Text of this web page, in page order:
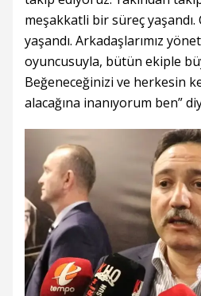
meşakkatli bir süreç
yaşandı. Arkadaşlarımız
oyuncusuyla, bütün ekiple
Beğeneceğinizi ve herkesin
alacağına inanıyorum ben”